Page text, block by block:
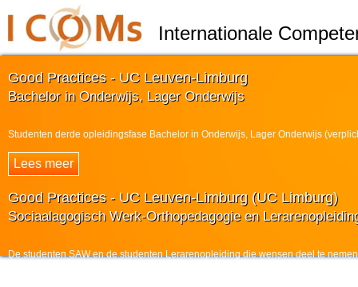
Internationale
Good Practices - UC Leuven-Limburg
Bachelor in Onderwijs, Lager Onderwijs
Studenten derde opleidingsfase Bachelor in Onderwijs, Lager Onderwijs
Good Practices - UC Leuven-Limburg (UC Limburg)
Sociaalagogisch Werk-Orthopedagogie en
De studenten SAW en de studenten Lerarenopleiding die wensen deel te